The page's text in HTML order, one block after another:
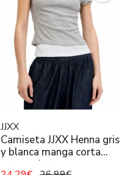
JJXX
Camiseta JJXX Henna gris
y blanca manga corta
para mujer